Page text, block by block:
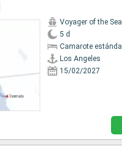
Voyager of the
5 d
Camarote
Los Angeles
15/02/2027